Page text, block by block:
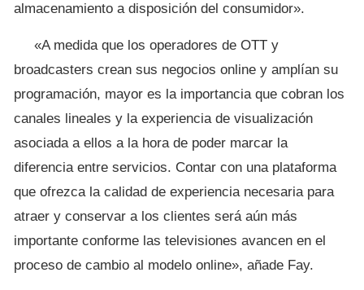
almacenamiento a disposición del consumidor».
«A medida que los operadores de OTT y
broadcasters crean sus negocios online y amplían su
programación, mayor es la importancia que cobran los
canales lineales y la experiencia de visualización
asociada a ellos a la hora de poder marcar la
diferencia entre servicios. Contar con una plataforma
que ofrezca la calidad de experiencia necesaria para
atraer y conservar a los clientes será aún más
importante conforme las televisiones avancen en el
proceso de cambio al modelo online», añade Fay.